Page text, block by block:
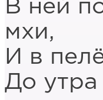
В ней
мхи,
И в
До утра